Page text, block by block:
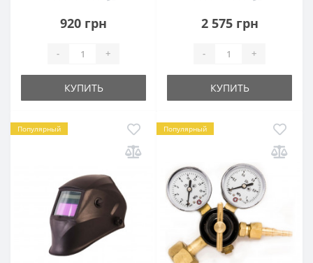
920 грн
- +
КУПИТЬ
2 575 грн
- +
КУПИТЬ
Популярный Популярный